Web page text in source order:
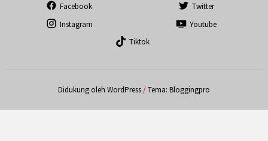
Facebook
Twitter
Instagram
Youtube
Tiktok
Didukung oleh WordPress/Tema: Bloggingpro